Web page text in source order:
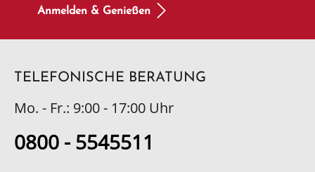
Anmelden & Genießen
TELEFONISCHE BERATUNG
Mo. - Fr.: 9:00 - 17:00 Uhr
0800 - 5545511